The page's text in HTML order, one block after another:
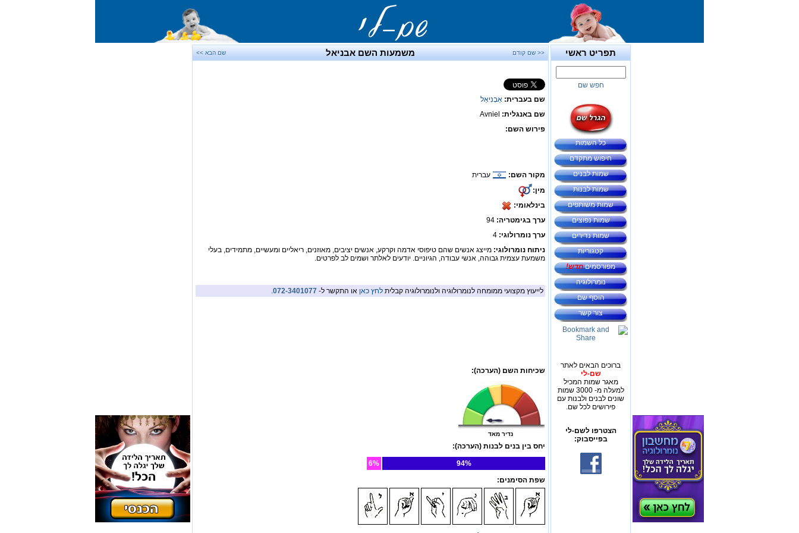
תפריט ראשי
חפש שם
כל השמות
חיפוש מתקדם
שמות לבנים
שמות לבנות
שמות משותפים
שמות נפוצים
שמות נדירים
קטגוריות
מפורסמיםחדש!
נומרולוגיה
הוסף שם
צור קשר
ברוכים הבאים לאתר
שם-לי
מאגר שמות המכיל
למעלה מ- 3000 שמות
שונים לבנים ולבנות עם
פירושים לכל שם.
הצטרפו לשם-לי
בפייסבוק:
<< שם קודם משמעות השם אבניאל שם הבא >>
שם בעברית: אַבְנִיאֵל
שם באנגלית: Avniel
פירוש השם:
מקור השם:
עברית
מין:
בינלאומי:
ערך בגימטריה:
ערך נומרולוגי: 4
ניתוח נומרולוגי: מייצג אנשים שהם טיפוסי אדמה וקרקע, אנשים יציבים, מאוזנים, ריאליים ומעשיים, מתמידים, בעלי
משמעת עצמית גבוהה, אנשי עבודה, הגיוניים. יודעים לאלתר ושמים לב לפרטים.
לייעוץ מקצועי ממומחה לנומרולוגיה ולנומרולוגיה קבלית לחץ כאן או התקשר ל- 072-3401077
.
שכיחות השם (הערכה):
נדיר מאד
יחס בין בנים לבנות (הערכה):
94%
6%
שפת הסימנים: